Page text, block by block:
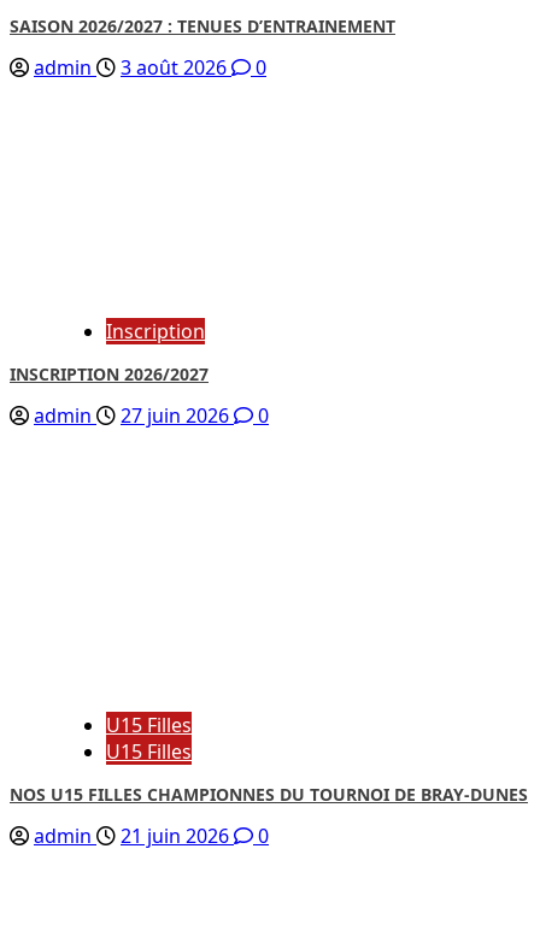
SAISON 2026/2027 : TENUES D’ENTRAINEMENT
admin 3 août 2026 0
Inscription
INSCRIPTION 2026/2027
admin 27 juin 2026 0
U15 Filles
U15 Filles
NOS U15 FILLES CHAMPIONNES DU TOURNOI DE BRAY-DUNES
admin 21 juin 2026 0